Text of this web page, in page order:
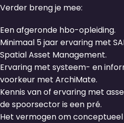
Verder breng je mee:
Een afgeronde hbo-opleiding.
Minimaal 5 jaar ervaring met
Spatial Asset Management.
Ervaring met systeem- en
voorkeur met ArchiMate.
Kennis van of ervaring met
de spoorsector is een pré.
Het vermogen om